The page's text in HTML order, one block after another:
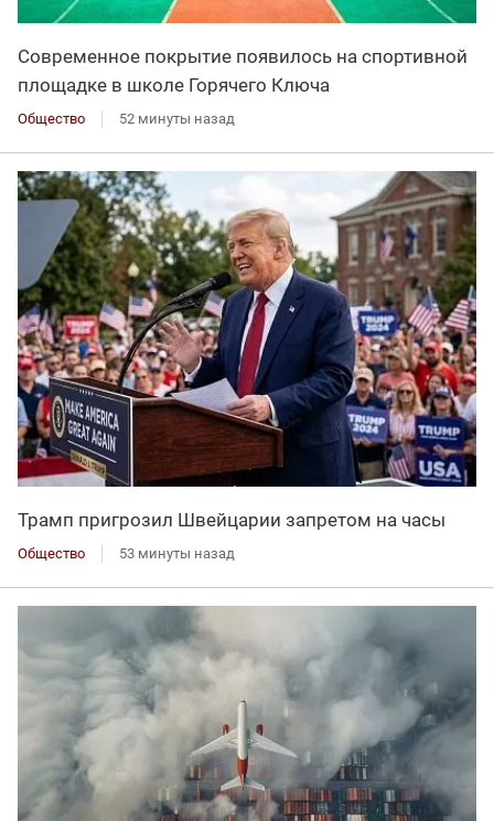
Современное покрытие появилось на спортивной
площадке в школе Горячего Ключа
Общество 52 минуты назад
Трамп пригрозил Швейцарии запретом на часы
Общество 53 минуты назад